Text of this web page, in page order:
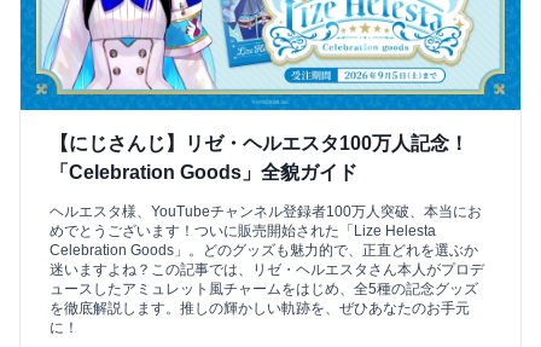
【にじさんじ】リゼ・ヘルエスタ100万人記念！
「Celebration Goods」全貌ガイド
ヘルエスタ様、YouTubeチャンネル登録者100万人突破、本当にお
めでとうございます！ついに販売開始された「Lize Helesta
Celebration Goods」。どのグッズも魅力的で、正直どれを選ぶか
迷いますよね？この記事では、リゼ・ヘルエスタさん本人がプロデ
ュースしたアミュレット風チャームをはじめ、全5種の記念グッズ
を徹底解説します。推しの輝かしい軌跡を、ぜひあなたのお手元
に！